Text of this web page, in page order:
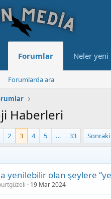
Forumlar Neler yeni
Forumlarda ara
Haberleri
2 3 4 5 … 33 Sonraki
yenilebilir olan şeylere
19 Mar 2024